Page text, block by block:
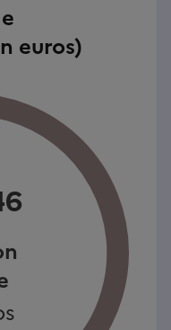
euros)